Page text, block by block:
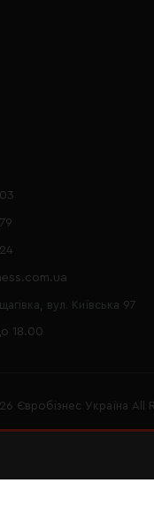
вул. Київська 97
18.00
Євробізнес Україна All